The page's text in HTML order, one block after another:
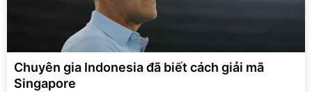
Chuyên gia Indonesia đã biết cách giải mã
Singapore